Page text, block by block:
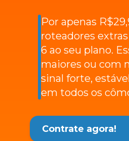
Por apenas
roteadores
6 ao seu plano.
maiores ou com
sinal forte,
em todos os
Contrate agora!